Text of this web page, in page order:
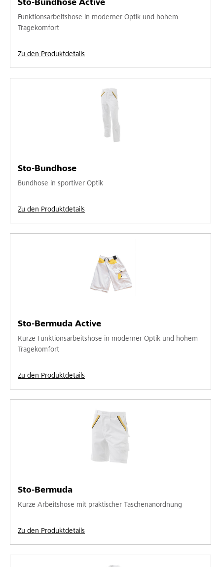
Sto-Bundhose Active
Funktionsarbeitshose in moderner Optik und hohem
Tragekomfort
Zu den Produktdetails
Sto-Bundhose
Bundhose in sportiver Optik
Zu den Produktdetails
Sto-Bermuda Active
Kurze Funktionsarbeitshose in moderner Optik und hohem
Tragekomfort
Zu den Produktdetails
Sto-Bermuda
Kurze Arbeitshose mit praktischer Taschenanordnung
Zu den Produktdetails